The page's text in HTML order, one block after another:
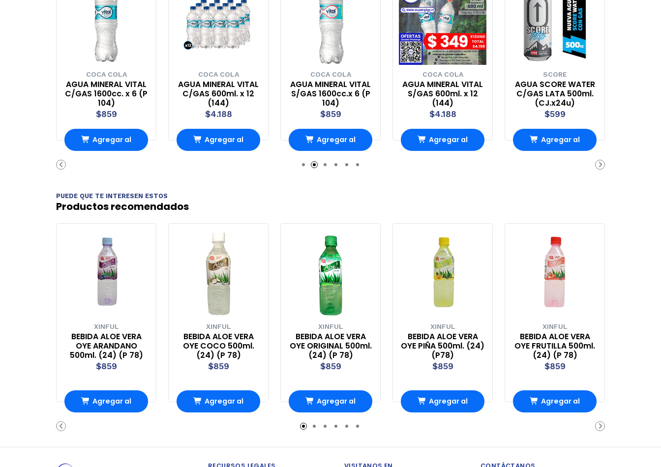
COCA COLA
AGUA MINERAL VITAL
C/GAS 1600cc. x 6 (P
104)
$859
Agregar al
COCA COLA
AGUA MINERAL VITAL
C/GAS 600ml. x 12
(144)
$4.188
Agregar al
COCA COLA
AGUA MINERAL VITAL
S/GAS 1600cc.x 6 (P
104)
$859
Agregar al
Carro
COCA COLA
AGUA MINERAL VITAL
S/GAS 600ml. x 12
(144)
$4.188
Agregar al
SCORE
AGUA SCORE WATER
C/GAS LATA 500ml.
(CJ.x24u)
$599
Agregar al
PUEDE QUE TE INTERESEN ESTOS
Productos recomendados
XINFUL
BEBIDA ALOE VERA
OYE ARANDANO
500ml. (24) (P 78)
$859
Agregar al
XINFUL
BEBIDA ALOE VERA
OYE COCO 500ml.
(24) (P 78)
$859
Agregar al
XINFUL
BEBIDA ALOE VERA
OYE ORIGINAL 500ml.
(24) (P 78)
$859
Agregar al
Carro
XINFUL
BEBIDA ALOE VERA
OYE PIÑA 500ml. (24)
(P78)
$859
Agregar al
XINFUL
BEBIDA ALOE VERA
OYE FRUTILLA 500ml.
(24) (P 78)
$859
Agregar al